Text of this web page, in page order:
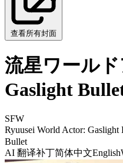
查看所有封面
流星ワール
Gaslight
SFW
Ryuusei World Actor: Gaslight
Bullet
AI 翻译补丁简体中文English